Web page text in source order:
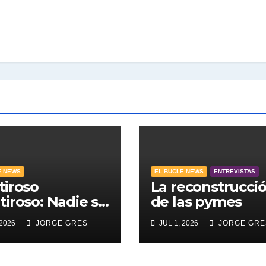
NEWS
Nadie se
a medir.
JORGE GRES
EL BUCLE NEWS ENTREVISTAS
La
de las pymes
JUL 1, 2026 JORGE